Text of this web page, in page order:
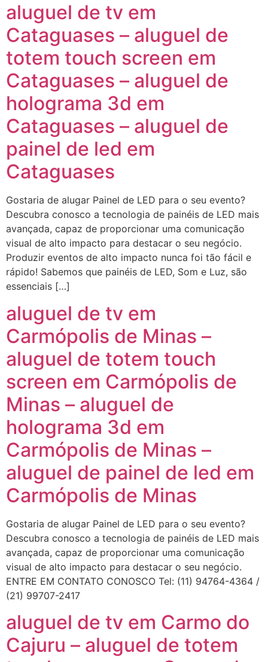
aluguel de tv em
Cataguases – aluguel de
totem touch screen em
Cataguases – aluguel de
holograma 3d em
Cataguases – aluguel de
painel de led em
Cataguases
Gostaria de alugar Painel de LED para o seu evento?
Descubra conosco a tecnologia de painéis de LED mais
avançada, capaz de proporcionar uma comunicação
visual de alto impacto para destacar o seu negócio.
Produzir eventos de alto impacto nunca foi tão fácil e
rápido! Sabemos que painéis de LED, Som e Luz, são
essenciais […]
aluguel de tv em
Carmópolis de Minas –
aluguel de totem touch
screen em Carmópolis de
Minas – aluguel de
holograma 3d em
Carmópolis de Minas –
aluguel de painel de led em
Carmópolis de Minas
Gostaria de alugar Painel de LED para o seu evento?
Descubra conosco a tecnologia de painéis de LED mais
avançada, capaz de proporcionar uma comunicação
visual de alto impacto para destacar o seu negócio.
ENTRE EM CONTATO CONOSCO Tel: (11) 94764-4364 /
(21) 99707-2417
aluguel de tv em Carmo do
Cajuru – aluguel de totem